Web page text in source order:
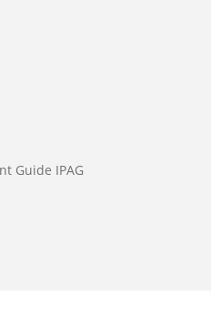
Guide IPAG